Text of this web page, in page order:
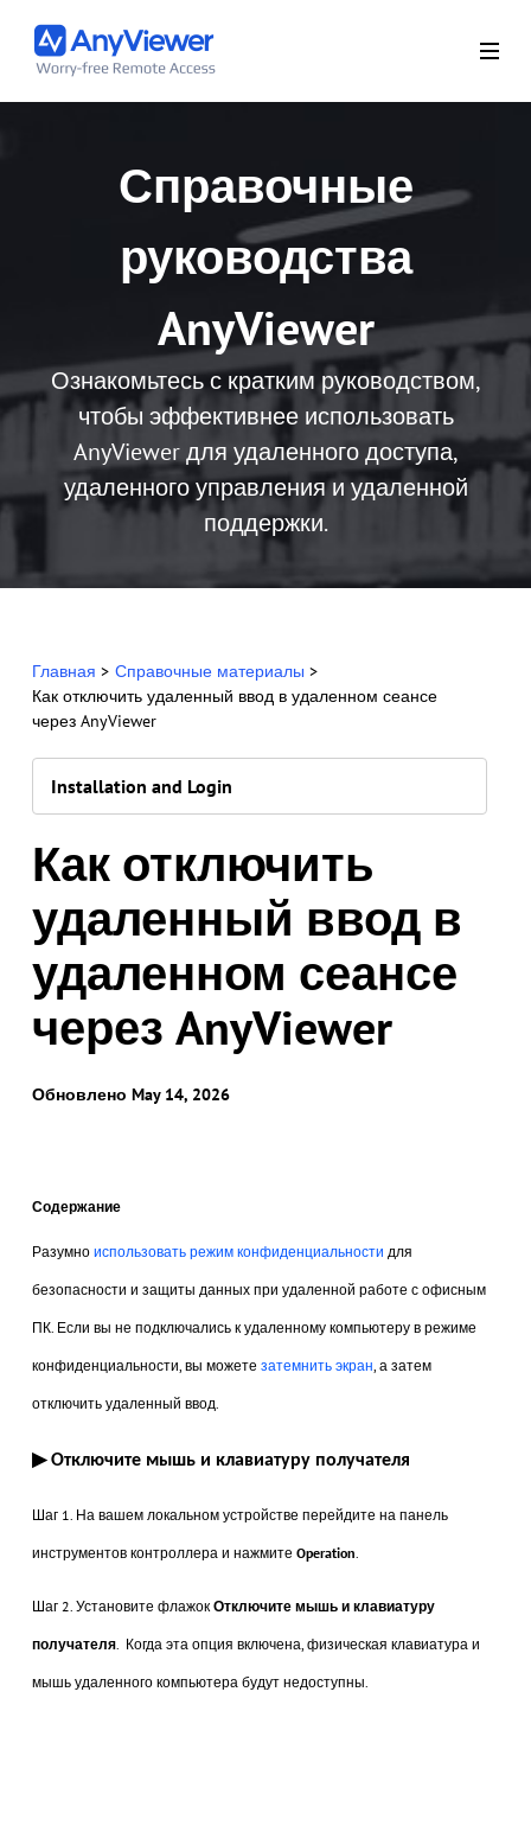
Справочные
руководства
AnyViewer
Ознакомьтесь с кратким руководством,
чтобы эффективнее использовать
AnyViewer для удаленного доступа,
удаленного управления и удаленной
поддержки.
Главная > Справочные материалы >
Как отключить удаленный ввод в удаленном сеансе
через AnyViewer
Installation and Login
Как отключить
удаленный ввод в
удаленном сеансе
через AnyViewer
Обновлено May 14, 2026
Содержание
Разумно использовать режим конфиденциальности для
безопасности и защиты данных при удаленной работе с офисным
ПК. Если вы не подключались к удаленному компьютеру в режиме
конфиденциальности, вы можете затемнить экран, а затем
отключить удаленный ввод.
▶Отключите мышь и клавиатуру получателя
Шаг 1. На вашем локальном устройстве перейдите на панель
инструментов контроллера и нажмите Operation.
Шаг 2. Установите флажокОтключите мышь и клавиатуру
получателя. Когда эта опция включена, физическая клавиатура и
мышь удаленного компьютера будут недоступны.